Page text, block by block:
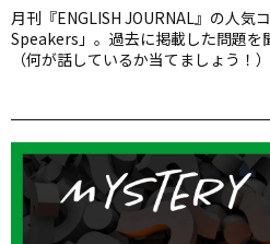
月刊『ENGLISH JOURNAL』の人気
Speakers」。過去に掲載した問題
（何が話しているか当てましょう！